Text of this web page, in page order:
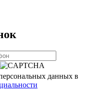
данных в